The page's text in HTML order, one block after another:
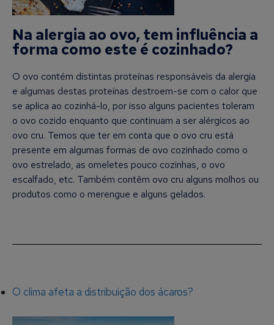
Na alergia ao ovo, tem influência a
forma como este é cozinhado?
O ovo contém distintas proteínas responsáveis da alergia
e algumas destas proteínas destroem-se com o calor que
se aplica ao cozinhá-lo, por isso alguns pacientes toleram
o ovo cozido enquanto que continuam a ser alérgicos ao
ovo cru. Temos que ter em conta que o ovo cru está
presente em algumas formas de ovo cozinhado como o
ovo estrelado, as omeletes pouco cozinhas, o ovo
escalfado, etc. Também contêm ovo cru alguns molhos ou
produtos como o merengue e alguns gelados.
O clima afeta a distribuição dos ácaros?